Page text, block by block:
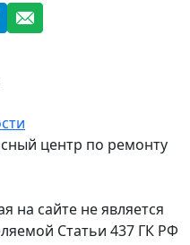
центр по ремонту
на сайте не является
Статьи 437 ГК РФ